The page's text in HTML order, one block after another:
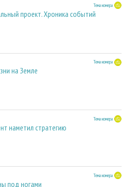
Тема номера
проект. Хроника событий
Тема номера
на Земле
Тема номера
наметил стратегию
Тема номера
под ногами